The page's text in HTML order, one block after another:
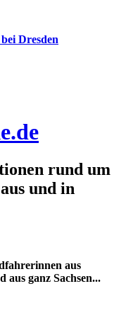
rund um
und in
aus
aus ganz Sachsen...